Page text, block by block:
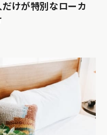
だけが特別なローカ